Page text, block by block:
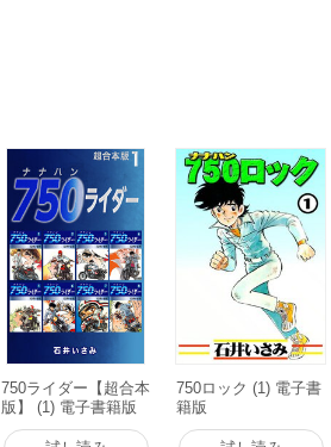
750ライダー【超合本
版】 (1) 電子書籍版
750ロック (1) 電子書
籍版